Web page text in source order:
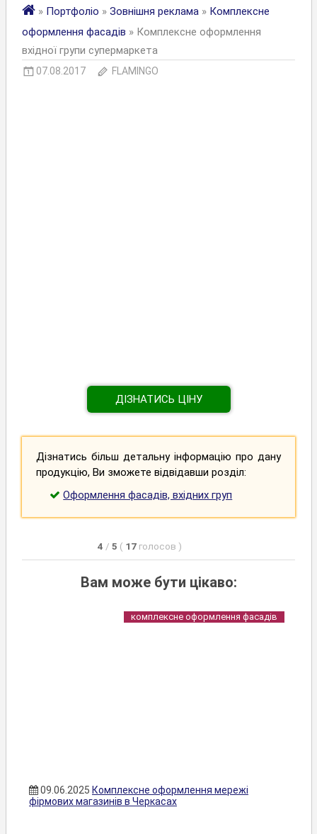
» Портфоліо » Зовнішня реклама » Комплексне
оформлення фасадів » Комплексне оформлення
вхідної групи супермаркета
07.08.2017 FLAMINGO
ДІЗНАТИСЬ ЦІНУ
Дізнатись більш детальну інформацію про дану
продукцію, Ви зможете відвідавши розділ:
Оформлення фасадів, вхідних груп
4 / 5 ( 17 голосов )
Вам може бути цікаво:
комплексне оформлення фасадів
09.06.2025 Комплексне оформлення мережі
фірмових магазинів в Черкасах